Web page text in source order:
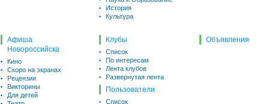
История
Культура
Афиша
Новороссийска
Кино
Скоро на экранах
Рецензии
Викторины
Для детей
Клубы
Список
По интересам
Лента клубов
Развернутая лента
Пользователи
Список
Объявления